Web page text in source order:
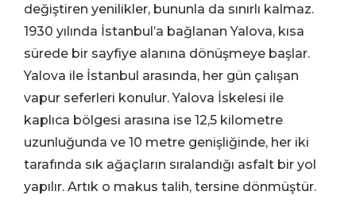
değiştiren yenilikler, bununla da sınırlı kalmaz.
1930 yılında İstanbul’a bağlanan Yalova, kısa
sürede bir sayfiye alanına dönüşmeye başlar.
Yalova ile İstanbul arasında, her gün çalışan
vapur seferleri konulur. Yalova İskelesi ile
kaplıca bölgesi arasına ise 12,5 kilometre
uzunluğunda ve 10 metre genişliğinde, her iki
tarafında sık ağaçların sıralandığı asfalt bir yol
yapılır. Artık o makus talih, tersine dönmüştür.